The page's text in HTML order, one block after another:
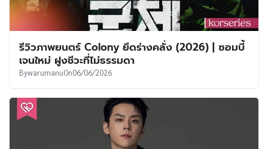
รีวิวภาพยนตร์ Colony ยึดร่างคลั่ง (2026) | ซอมบี้
เจนใหม่ ฝูงชีวะที่ไม่ธรรมดา
BywarumanuOn06/06/2026